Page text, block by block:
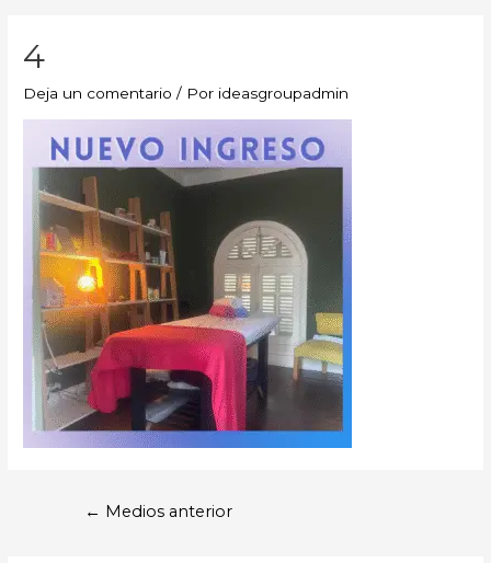
4
Deja un comentario / Por ideasgroupadmin
← Medios anterior